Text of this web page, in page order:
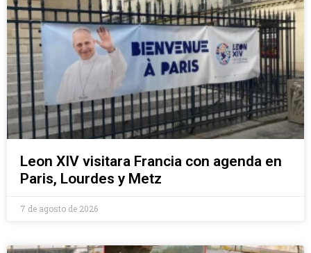
Leon XIV visitara Francia con agenda en
Paris, Lourdes y Metz
7 de agosto de 2026